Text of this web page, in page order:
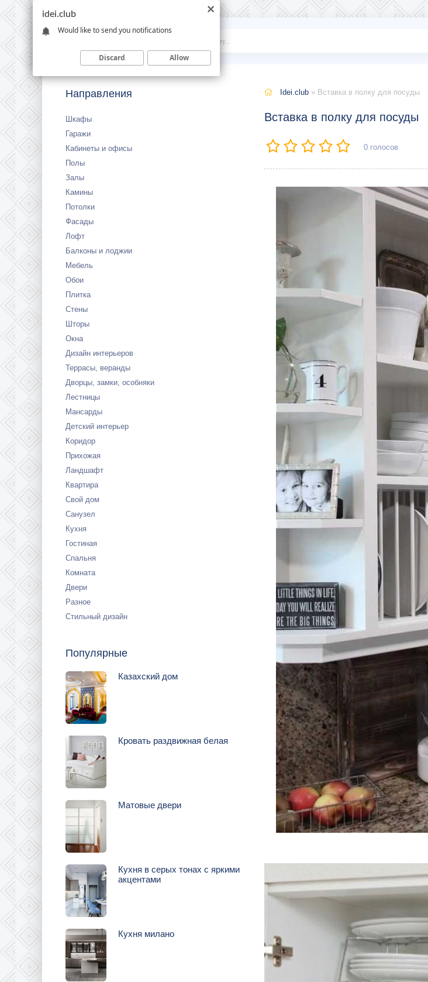
Idei
Направления
Шкафы
Гаражи
Кабинеты и офисы
Полы
Залы
Камины
Потолки
Фасады
Лофт
Балконы и лоджии
Мебель
Обои
Плитка
Стены
Шторы
Окна
Дизайн интерьеров
Террасы, веранды
Дворцы, замки, особняки
Лестницы
Мансарды
Детский интерьер
Коридор
Прихожая
Ландшафт
Квартира
Свой дом
Санузел
Кухня
Гостиная
Спальня
Комната
Двери
Разное
Стильный дизайн
Популярные
Казахский дом
Кровать раздвижная белая
Матовые двери
Кухня в серых тонах с яркими
акцентами
Кухня милано
Idei.club » Вставка в полку для посуды
Вставка в полку для посуды
0 голосов
idei.club
Would like to send you notifications
Discard Allow